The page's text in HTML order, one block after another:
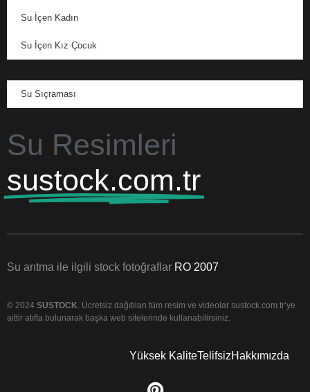
Su İçen Kadın
Su İçen Kız Çocuk
Su Sıçraması
Su Resimleri
sustock.com.tr
Su arıtma ile ilgili stock fotoğraflar RO 2007
© 2024 SUSTOCK. Ücretsiz dağıtılan tüm resim ve videolar sustock.com.tr’ye
aittir atıfta bulunarak başka web sitelerinde kullanabilirsiniz.
Yüksek KaliteTelifsizHakkımızda